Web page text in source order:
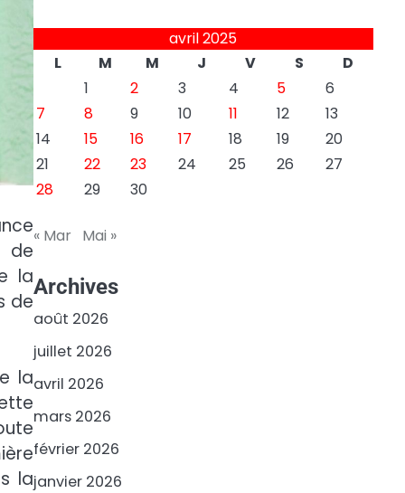
de
la
de
la
la
avril 2025
L
M M J V S
D
1
2 3 4 5
6
7
8 9 10 11 12
13
14
15 16 17 18 19
20
21
22 23 24 25 26
27
28
29 30
« Mar Mai »
Archives
août 2026
juillet 2026
avril 2026
mars 2026
février 2026
janvier 2026